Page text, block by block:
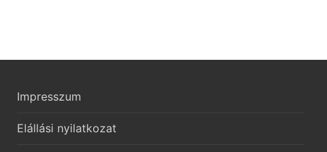
Impresszum
Elállási nyilatkozat